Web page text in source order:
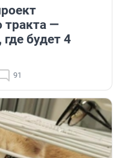
тракта —
будет 4
91